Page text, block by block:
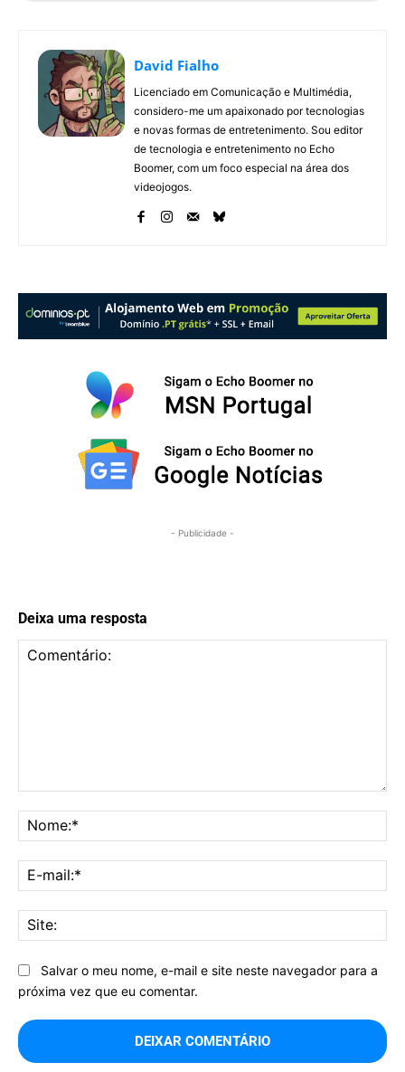
David Fialho
Licenciado em Comunicação e Multimédia,
considero-me um apaixonado por tecnologias
e novas formas de entretenimento. Sou editor
de tecnologia e entretenimento no Echo
Boomer, com um foco especial na área dos
videojogos.
- Publicidade -
Deixa uma resposta
Salvar o meu nome, e-mail e site neste navegador para a
próxima vez que eu comentar.